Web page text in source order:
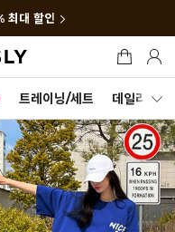
최대 할인
트레이닝/세트 데일리세트